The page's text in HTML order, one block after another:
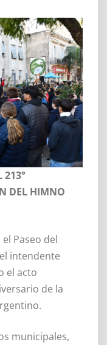
213°
DEL HIMNO
Paseo del
intendente
el acto
de la
municipales,